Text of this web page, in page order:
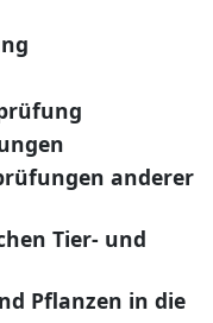
anderer
Tier- und
Pflanzen in die